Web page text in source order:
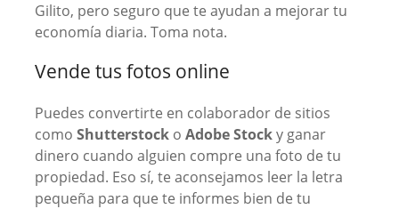
Gilito, pero seguro que te ayudan a mejorar tu
economía diaria. Toma nota.
Vende tus fotos online
Puedes convertirte en colaborador de sitios
como Shutterstocko Adobe Stocky ganar
dinero cuando alguien compre una foto de tu
propiedad. Eso sí, te aconsejamos leer la letra
pequeña para que te informes bien de tu